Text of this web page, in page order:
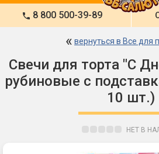
8 800 500-39-89
« вернуться в Все для
Свечи для торта "С
рубиновые с
10 шт.)
НЕТ В